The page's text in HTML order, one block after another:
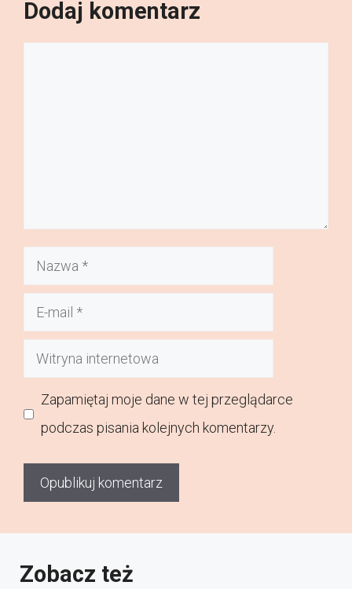
Dodaj komentarz
Nazwa
mail
Witryna
internetowa
Zapamiętaj moje dane w tej przeglądarce
podczas pisania kolejnych komentarzy.
Zobacz też